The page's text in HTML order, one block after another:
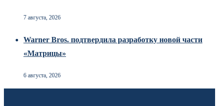
7 августа, 2026
Warner Bros. подтвердила разработку новой части
«Матрицы»
6 августа, 2026